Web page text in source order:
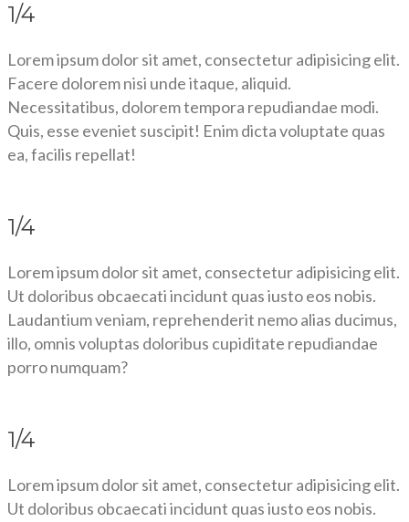
1/4
Lorem ipsum dolor sit amet, consectetur adipisicing elit.
Facere dolorem nisi unde itaque, aliquid.
Necessitatibus, dolorem tempora repudiandae modi.
Quis, esse eveniet suscipit! Enim dicta voluptate quas
ea, facilis repellat!
1/4
Lorem ipsum dolor sit amet, consectetur adipisicing elit.
Ut doloribus obcaecati incidunt quas iusto eos nobis.
Laudantium veniam, reprehenderit nemo alias ducimus,
illo, omnis voluptas doloribus cupiditate repudiandae
porro numquam?
1/4
Lorem ipsum dolor sit amet, consectetur adipisicing elit.
Ut doloribus obcaecati incidunt quas iusto eos nobis.